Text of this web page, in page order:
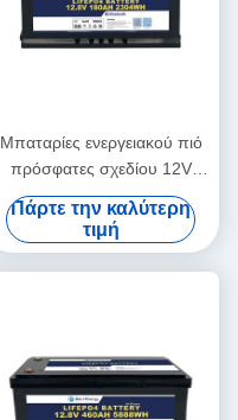
Μπαταρίες ενεργειακού πιό
πρόσφατες σχεδίου 12V
180AH Bely για Bluetooth για
το σταθμό βάσης rv
ενεργειακής αποθήκευσης
UPS
Πάρτε την καλύτερη
τιμή